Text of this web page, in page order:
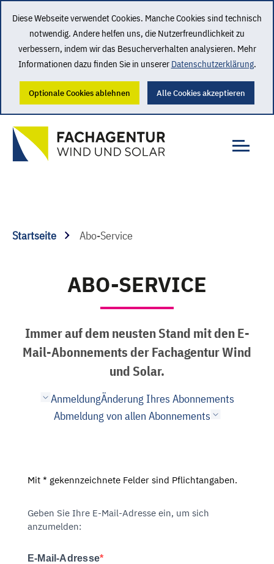
Diese Webseite verwendet Cookies. Manche Cookies sind technisch
notwendig. Andere helfen uns, die Nutzerfreundlichkeit zu
verbessern, indem wir das Besucherverhalten analysieren. Mehr
Informationen dazu finden Sie in unserer Datenschutzerklärung.
Optionale Cookies ablehnen Alle Cookies akzeptieren
Startseite Abo-Service
ABO-SERVICE
Immer auf dem neusten Stand mit den E-
Mail-Abonnements der Fachagentur Wind
und Solar.
AnmeldungÄnderung Ihres Abonnements
Abmeldung von allen Abonnements
Mit * gekennzeichnete Felder sind Pflichtangaben.
Geben Sie Ihre E-Mail-Adresse ein, um sich
anzumelden:
E-Mail-Adresse